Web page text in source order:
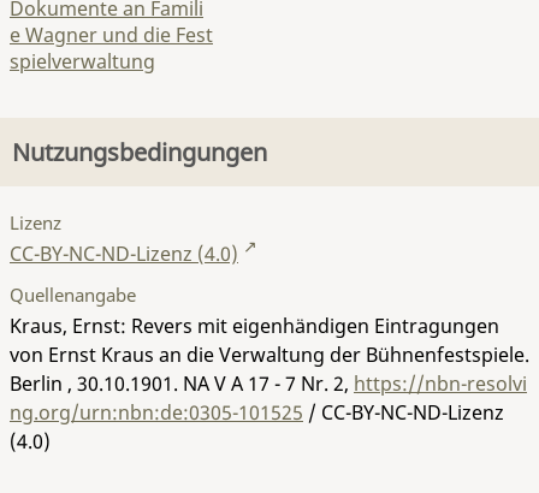
Dokumente an Famili
e Wagner und die Fest
spielverwaltung
Nutzungsbedingungen
Lizenz
CC-BY-NC-ND-Lizenz (4.0)
Quellenangabe
Kraus, Ernst: Revers mit eigenhändigen Eintragungen
von Ernst Kraus an die Verwaltung der Bühnenfestspiele.
Berlin , 30.10.1901. NA V A 17 - 7 Nr. 2, https://nbn-resolvi
ng.org/urn:nbn:de:0305-101525 / CC-BY-NC-ND-Lizenz
(4.0)